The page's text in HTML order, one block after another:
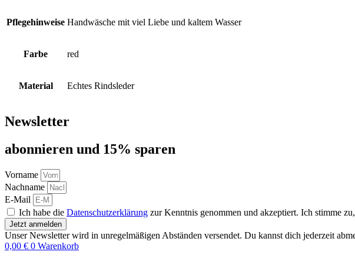
Pflegehinweise Handwäsche mit viel Liebe und kaltem Wasser
Farbe red
Material Echtes Rindsleder
Newsletter
abon­nie­ren und 15% sparen
Vorname
Nachname
E-Mail
Ich habe die Datenschutzerklärung zur Kenntnis genommen und akzeptiert. Ich stimme
Jetzt anmelden
Unser Newsletter wird in unregelmäßigen Abständen versendet. Du kannst dich jederzeit
0,00 € 0 Warenkorb